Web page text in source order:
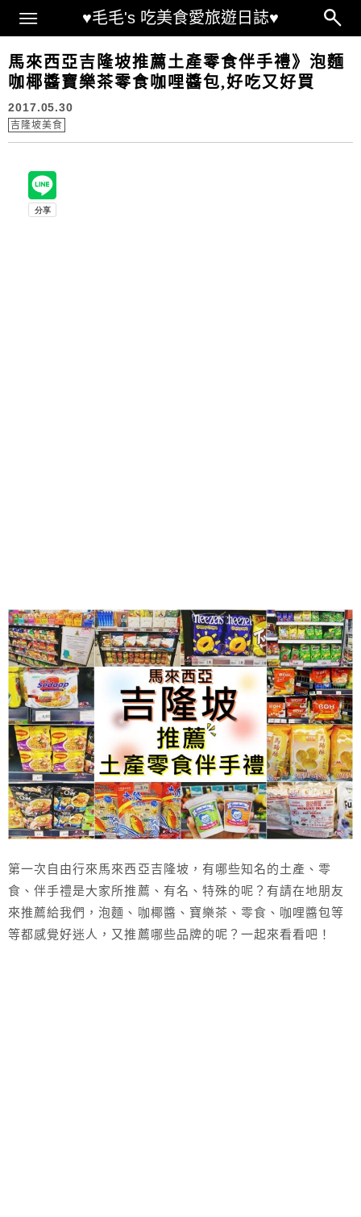
♥毛毛's 吃美食愛旅遊日誌♥
Main Menu
馬來西亞吉隆坡推薦土產零食伴手禮》泡麵
咖椰醬寶樂茶零食咖哩醬包,好吃又好買
2017.05.30
吉隆坡美食
第一次自由行來馬來西亞吉隆坡，有哪些知名的土產、零
食、伴手禮是大家所推薦、有名、特殊的呢？有請在地朋友
來推薦給我們，泡麵、咖椰醬、寶樂茶、零食、咖哩醬包等
等都感覺好迷人，又推薦哪些品牌的呢？一起來看看吧！